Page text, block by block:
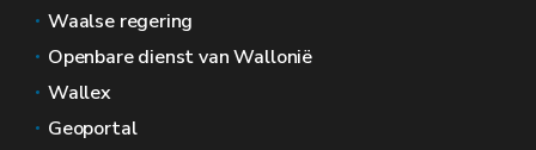
Waalse regering
Openbare dienst van Wallonië
Wallex
Geoportal